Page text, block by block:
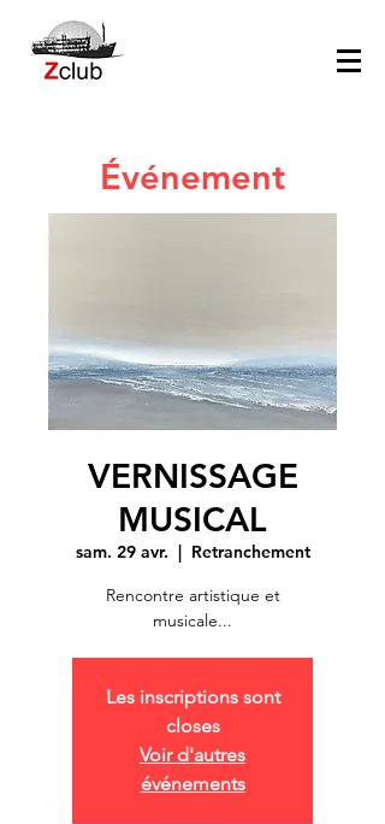
Événement
VERNISSAGE
MUSICAL
sam. 29 avr.
  |
Retranchement
Rencontre artistique et
musicale...
Les inscriptions sont
closes
Voir d'autres
événements